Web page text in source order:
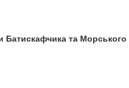
Батискафчика та Морського